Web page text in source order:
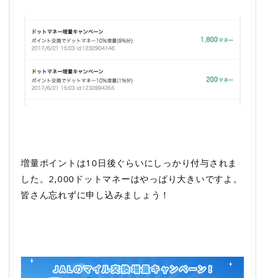
増量ポイントは10日後ぐらいにしっかり付与されま
した。2,000ドットマネーはやっぱり大きいですよ。
皆さん忘れずに申し込みましょう！